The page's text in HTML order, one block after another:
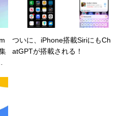
ついに、iPhone搭載SiriにもCh
atGPTが搭載される！